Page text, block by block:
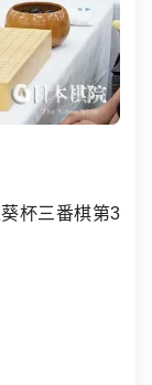
杯三番棋第3